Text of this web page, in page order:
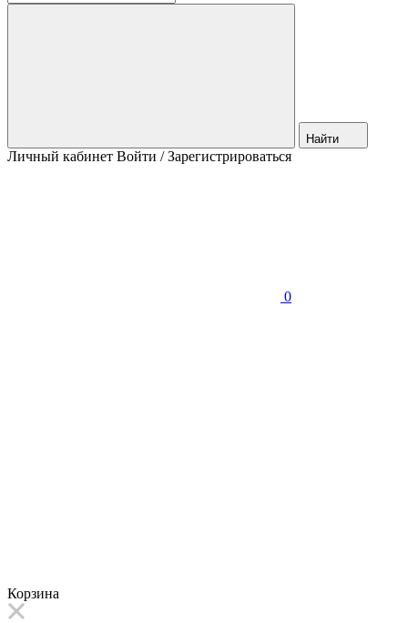
Найти
Личный кабинет Войти / Зарегистрироваться
0
Корзина